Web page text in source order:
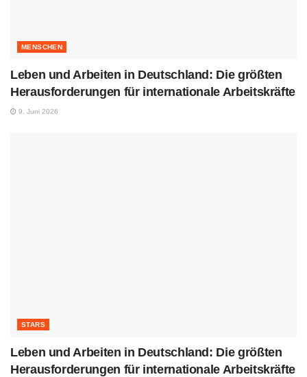
MENSCHEN
Leben und Arbeiten in Deutschland: Die größten
Herausforderungen für internationale Arbeitskräfte
9. Juni 2026
STARS
Leben und Arbeiten in Deutschland: Die größten
Herausforderungen für internationale Arbeitskräfte